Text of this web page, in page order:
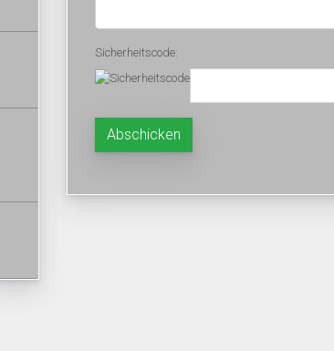
Sicherheitscode: